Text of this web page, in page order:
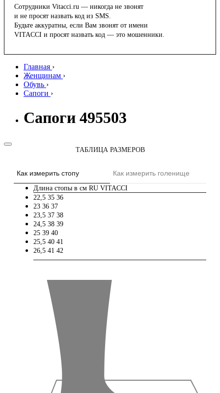
Сотрудники Vitacci.ru — никогда не звонят
и не просят назвать код из SMS.
Будьте аккуратны, если Вам звонят от имени
VITACCI и просят назвать код — это мошенники.
Главная ›
Женщинам ›
Обувь ›
Сапоги ›
Сапоги 495503
ТАБЛИЦА РАЗМЕРОВ
Как измерить стопу Как измерить голенище
Длина стопы в см RU VITACCI
22,5 35 36
23 36 37
23,5 37 38
24,5 38 39
25 39 40
25,5 40 41
26,5 41 42